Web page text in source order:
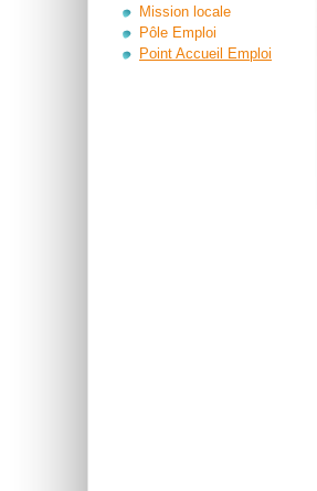
Mission locale
Pôle Emploi
Point Accueil Emploi